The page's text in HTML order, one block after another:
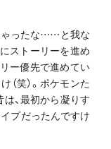
ゃったな……と我な
ストーリーを進め
ー優先で進めてい
（笑）。ポケモンた
、最初から凝りす
プだったんですけ